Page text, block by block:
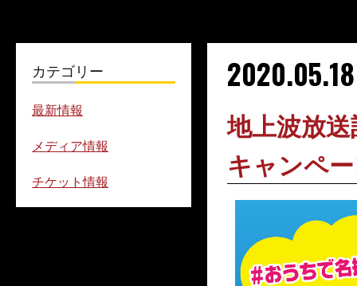
カテゴリー
最新情報
メディア情報
チケット情報
2020.05.18
地上波放
キャンペ